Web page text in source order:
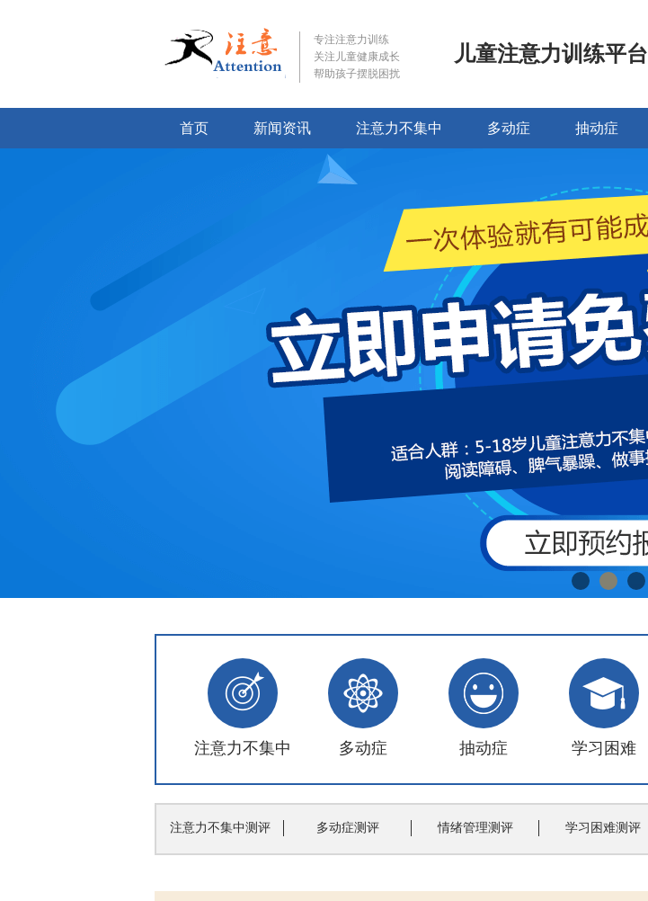
专注注意力训练
关注儿童健康成长
帮助孩子摆脱困扰
儿童注意力训练平台
首页 新闻资讯 注意力不集中 多动症 抽动症
注意力不集中 多动症 抽动症 学习困难
注意力不集中测评 多动症测评 情绪管理测评 学习困难测评